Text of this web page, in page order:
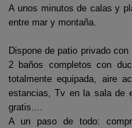
A unos minutos de calas y
entre mar y montaña.
Dispone de patio privado
2 baños completos con
totalmente equipada, aire
estancias, Tv en la sala de
gratis....
A un paso de todo: